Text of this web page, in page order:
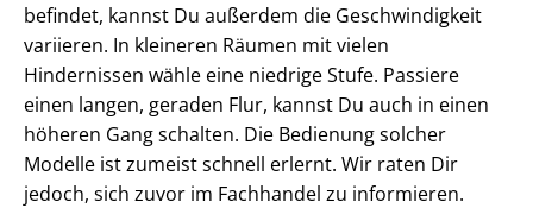
befindet, kannst Du außerdem die Geschwindigkeit
variieren. In kleineren Räumen mit vielen
Hindernissen wähle eine niedrige Stufe. Passiere
einen langen, geraden Flur, kannst Du auch in einen
höheren Gang schalten. Die Bedienung solcher
Modelle ist zumeist schnell erlernt. Wir raten Dir
jedoch, sich zuvor im Fachhandel zu informieren.